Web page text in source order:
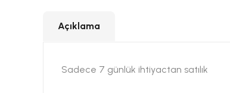
Açıklama
Sadece 7 günlük ihtiyactan satılık